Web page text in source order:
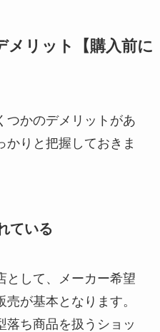
メリット【購入前に
つかのデメリットがあ
かりと把握しておきま
ている
として、メーカー希望
が基本となります。
落ち商品を扱うショッ